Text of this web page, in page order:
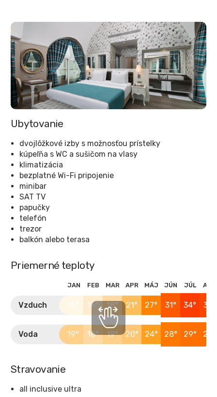
Ubytovanie
dvojlôžkové izby s možnosťou prístelky
kúpeľňa s WC a sušičom na vlasy
klimatizácia
bezplatné Wi-Fi pripojenie
minibar
SAT TV
papučky
telefón
trezor
balkón alebo terasa
Priemerné teploty
JAN FEB MAR APR MÁJ JÚN JÚL AUG
Vzduch 15° 16° 18° 21° 27° 31° 34° 33°
Voda 19° 18° 19° 20° 24° 28° 29° 29°
Stravovanie
all inclusive ultra